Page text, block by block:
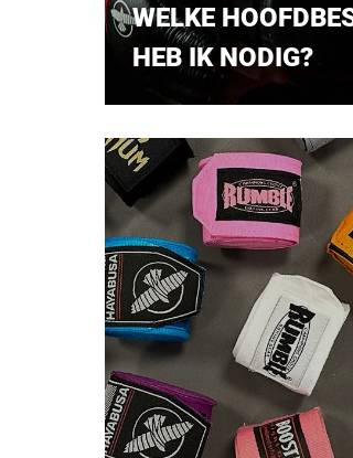
WELKE
HEB IK NODIG?